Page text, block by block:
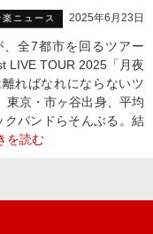
楽ニュース 2025年6月23日
全7都市を回るツアー
LIVE TOUR 2025「月夜
ればなれにならないツ
京・市ヶ谷出身、平均
バンドらそんぶる。結
を読む